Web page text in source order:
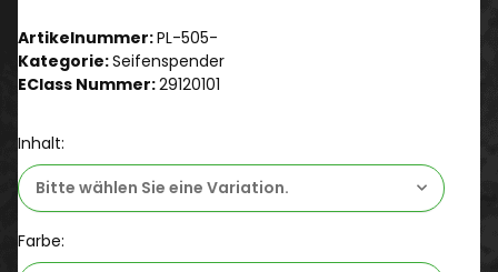
Artikelnummer:PL-505-
Kategorie:Seifenspender
EClass Nummer:29120101
Inhalt:
Bitte wählen Sie eine Variation.
Farbe: